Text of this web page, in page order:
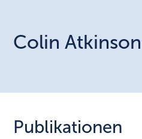
ColinAtkinson
Publikationen